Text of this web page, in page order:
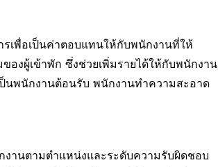
รเพื่อเป็นค่าตอบแทนให้กับพนักงานที่ให้
องผู้เข้าพัก ซึ่งช่วยเพิ่มรายได้ให้กับพนักงาน
นพนักงานต้อนรับ พนักงานทำความสะอาด
งานตามตำแหน่งและระดับความรับผิดชอบ